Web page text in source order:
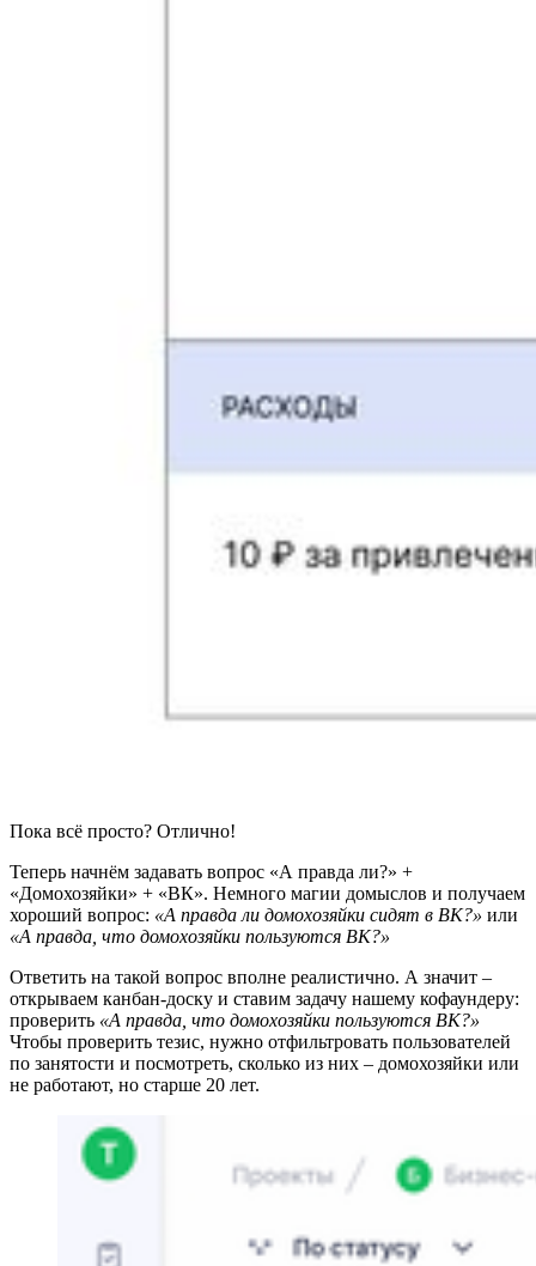
Пока всё просто? Отлично!
Теперь начнём задавать вопрос «А правда ли?» +
«Домохозяйки» + «ВК». Немного магии домыслов и получаем
хороший вопрос: «А правда ли домохозяйки сидят в ВК?» или
«А правда, что домохозяйки пользуются ВК?»
Ответить на такой вопрос вполне реалистично. А значит –
открываем канбан-доску и ставим задачу нашему кофаундеру:
проверить «А правда, что домохозяйки пользуются ВК?»
Чтобы проверить тезис, нужно отфильтровать пользователей
по занятости и посмотреть, сколько из них – домохозяйки или
не работают, но старше 20 лет.